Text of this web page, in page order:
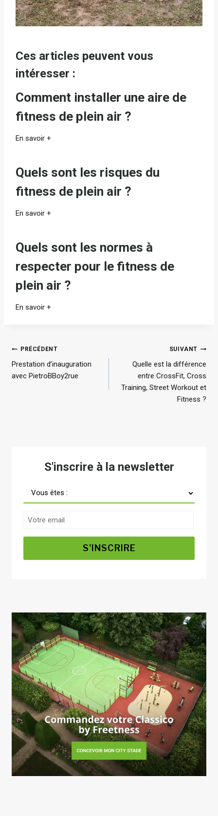
Ces articles peuvent vous
intéresser :
Comment installer une aire de
fitness de plein air ?
En savoir +
Quels sont les risques du
fitness de plein air ?
En savoir +
Quels sont les normes à
respecter pour le fitness de
plein air ?
En savoir +
Navigation
de
PRÉCÉDENT
Prestation d’inauguration
avec PietroBBoy2rue
SUIVANT
Quelle est la différence
entre CrossFit, Cross
Training, Street Workout et
Fitness ?
S'inscrire à la newsletter